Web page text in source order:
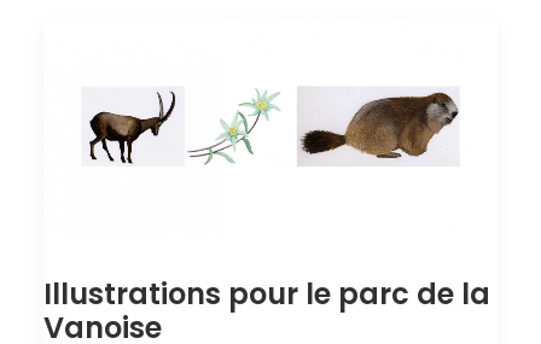
Illustrations pour le parc de la
Vanoise